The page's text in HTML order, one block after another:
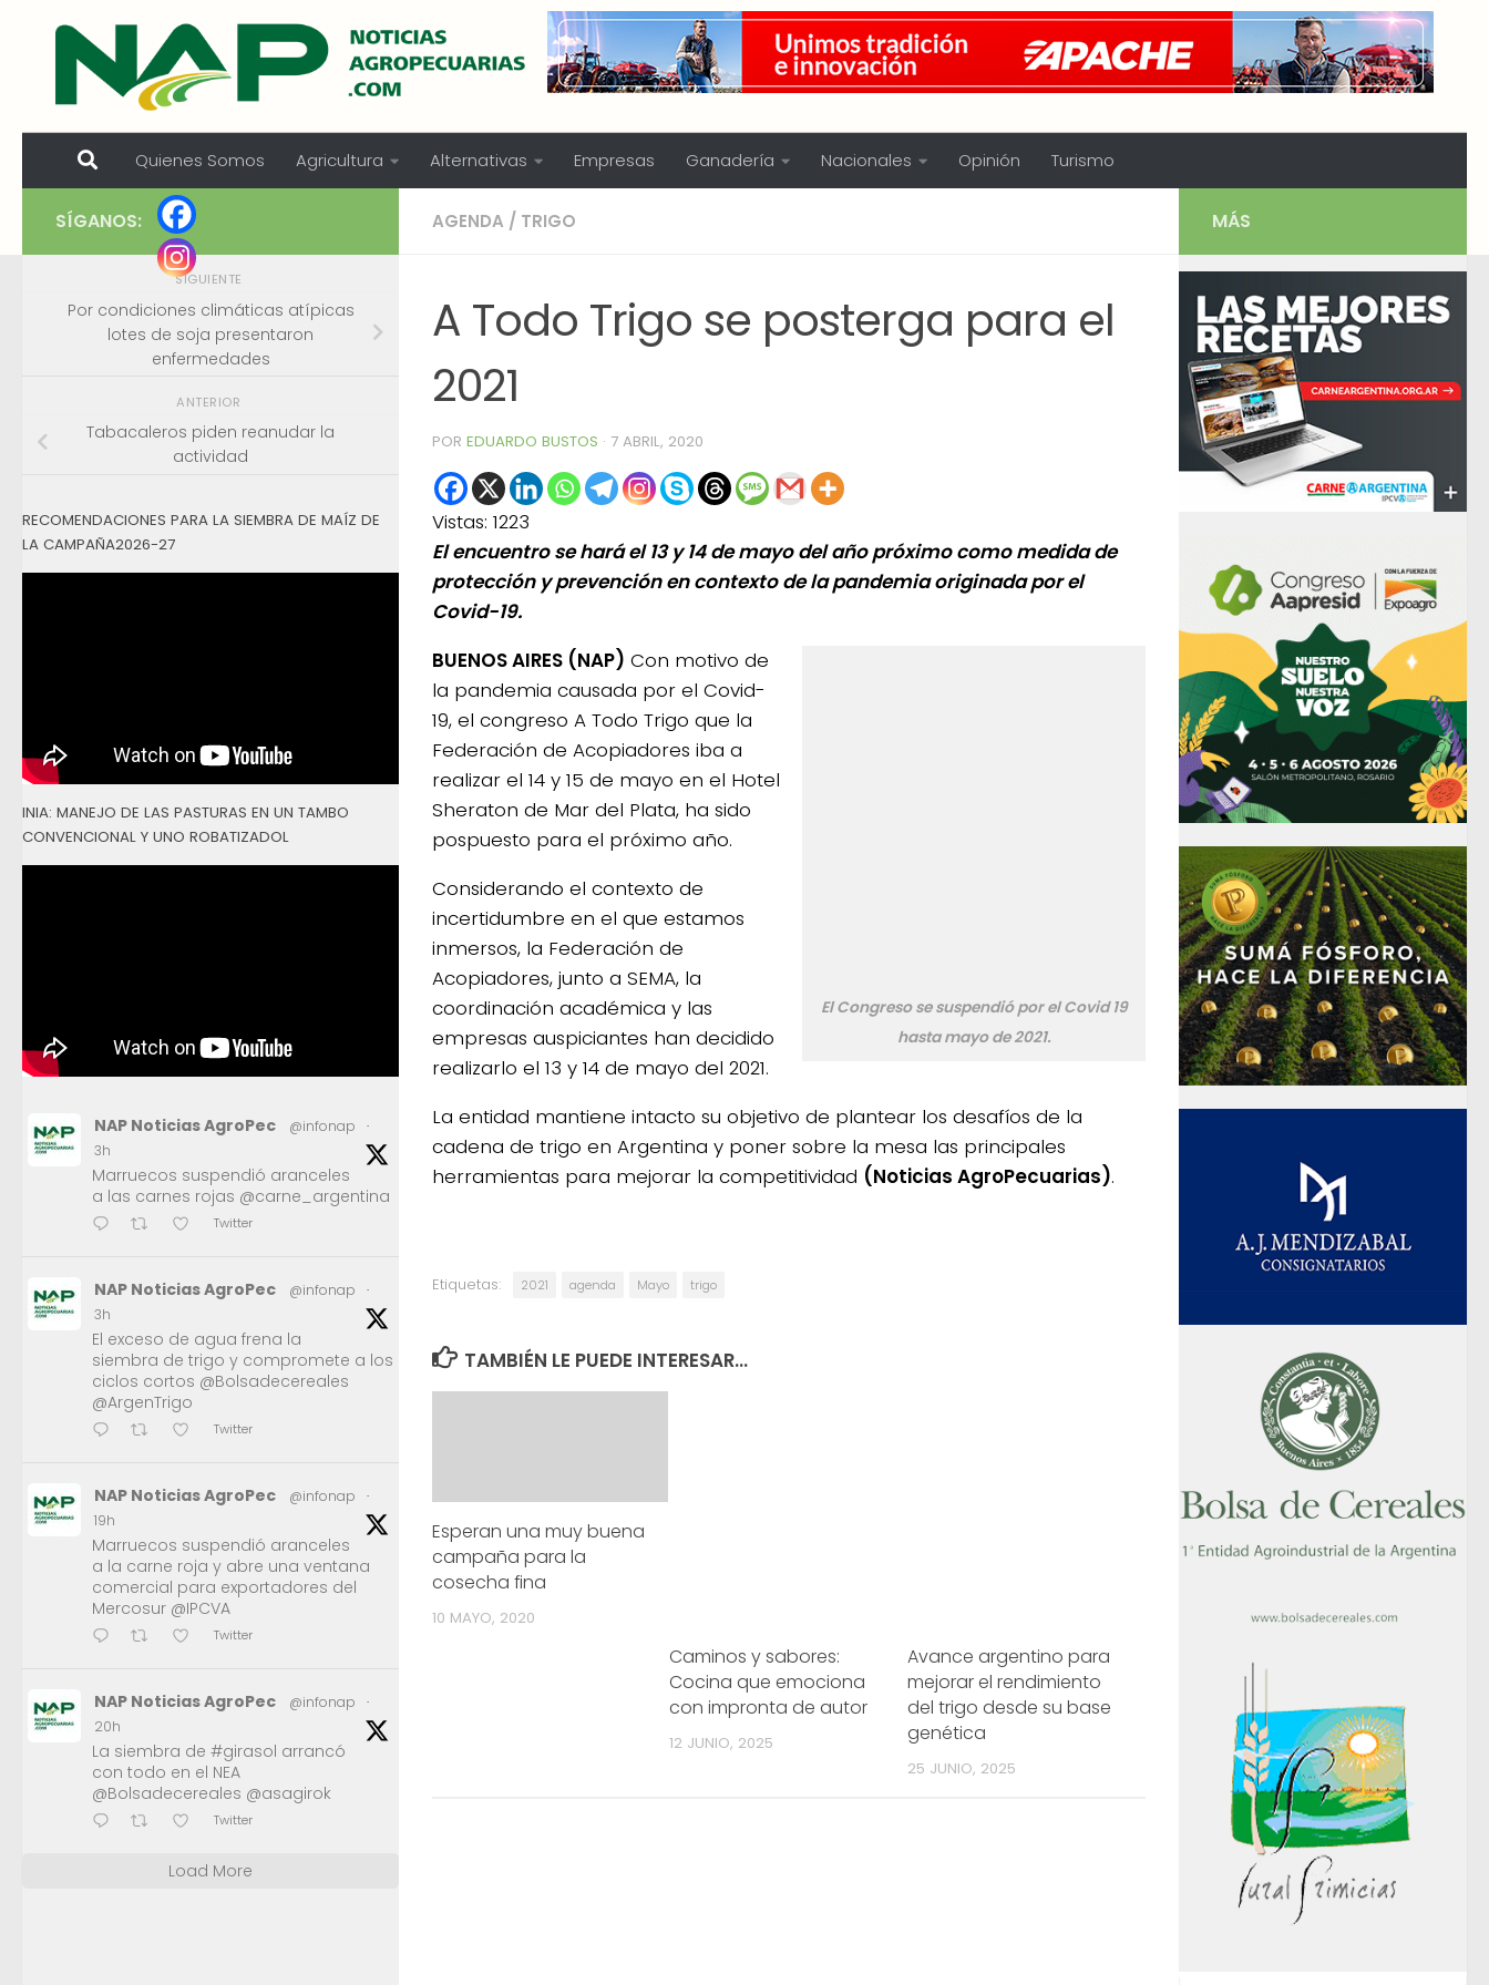
Skip to content
Quienes Somos Agricultura Alternativas Empresas Ganadería Nacionales Opinión Turismo
AGENDA / TRIGO
A Todo Trigo se posterga para el
2021
POR EDUARDO BUSTOS · 7 ABRIL, 2020
Vistas: 1223
El encuentro se hará el 13 y 14 de mayo del año próximo como medida de
protección y prevención en contexto de la pandemia originada por el
Covid-19.
El Congreso se suspendió por el Covid 19
hasta mayo de 2021.
BUENOS AIRES (NAP) Con motivo de
la pandemia causada por el Covid-
19, el congreso A Todo Trigo que la
Federación de Acopiadores iba a
realizar el 14 y 15 de mayo en el Hotel
Sheraton de Mar del Plata, ha sido
pospuesto para el próximo año.
Considerando el contexto de
incertidumbre en el que estamos
inmersos, la Federación de
Acopiadores, junto a SEMA, la
coordinación académica y las
empresas auspiciantes han decidido
realizarlo el 13 y 14 de mayo del 2021.
La entidad mantiene intacto su objetivo de plantear los desafíos de la
cadena de trigo en Argentina y poner sobre la mesa las principales
herramientas para mejorar la competitividad (Noticias AgroPecuarias).
Etiquetas: 2021 agenda Mayo trigo
TAMBIÉN LE PUEDE INTERESAR...
Esperan una muy buena
campaña para la
cosecha fina
10 MAYO, 2020
Caminos y sabores:
Cocina que emociona
con impronta de autor
12 JUNIO, 2025
Avance argentino para
mejorar el rendimiento
del trigo desde su base
genética
25 JUNIO, 2025
SÍGANOS:
SIGUIENTE
Por condiciones climáticas atípicas
lotes de soja presentaron
enfermedades
ANTERIOR
Tabacaleros piden reanudar la
actividad
RECOMENDACIONES PARA LA SIEMBRA DE MAÍZ DE
LA CAMPAÑA2026-27
INIA: MANEJO DE LAS PASTURAS EN UN TAMBO
CONVENCIONAL Y UNO ROBATIZADOL
NAP Noticias AgroPec @infonap
·
3h
Marruecos suspendió aranceles
a las carnes rojas @carne_argentina
Twitter
NAP Noticias AgroPec @infonap
·
3h
El exceso de agua frena la
siembra de trigo y compromete a los
ciclos cortos @Bolsadecereales
@ArgenTrigo
Twitter
NAP Noticias AgroPec @infonap
·
19h
Marruecos suspendió aranceles
a la carne roja y abre una ventana
comercial para exportadores del
Mercosur @IPCVA
Twitter
NAP Noticias AgroPec @infonap
·
20h
La siembra de #girasol arrancó
con todo en el NEA
@Bolsadecereales @asagirok
Twitter
Load More
MÁS